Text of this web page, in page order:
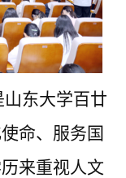
山东大学百廿
命、服务国
来重视人文